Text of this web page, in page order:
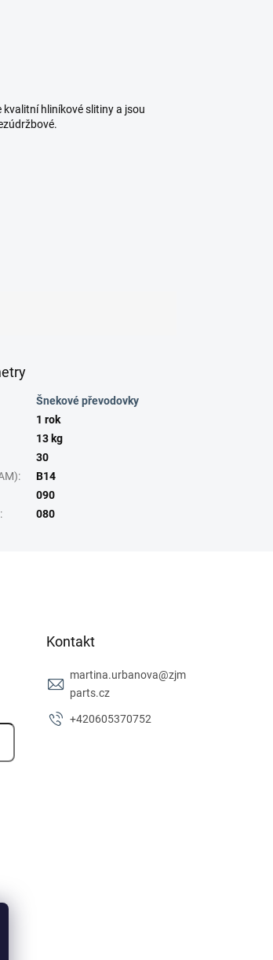
kvalitní hliníkové slitiny a jsou
Šnekové převodovky
1 rok
13 kg
30
:
B14
090
: 080
Kontakt
martina.urbanova@zjm
parts.cz
+420605370752